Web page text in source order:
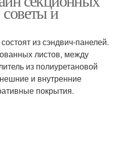
и
из сэндвич-панелей.
листов, между
из полиуретановой
и внутренние
покрытия.